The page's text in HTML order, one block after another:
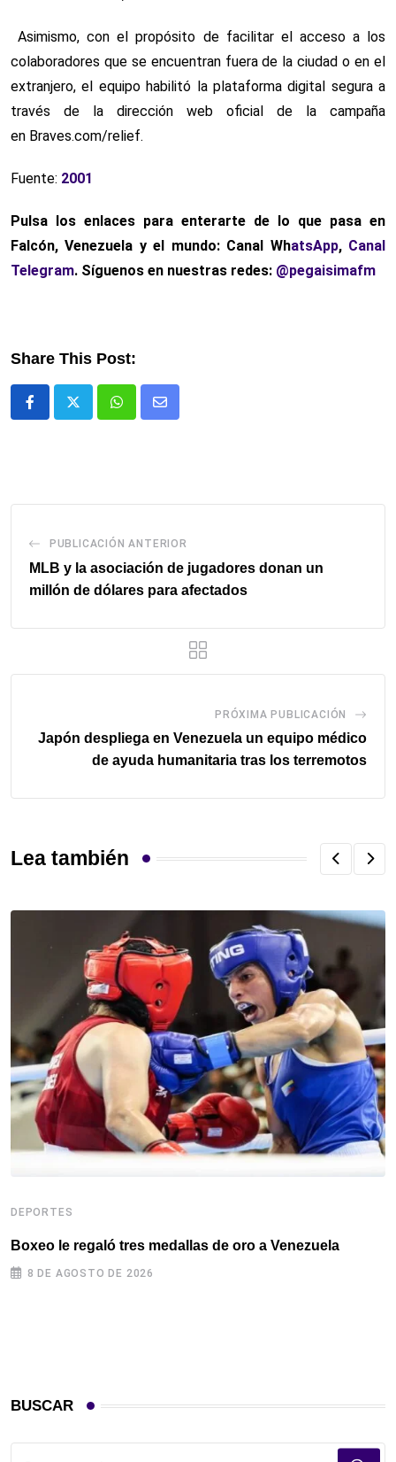
Asimismo, con el propósito de facilitar el acceso a los
colaboradores que se encuentran fuera de la ciudad o en el
extranjero, el equipo habilitó la plataforma digital segura a
través de la dirección web oficial de la campaña
en Braves.com/relief.
Fuente: 2001
Pulsa los enlaces para enterarte de lo que pasa en
Falcón, Venezuela y el mundo: Canal WhatsApp, Canal
Telegram. Síguenos en nuestras redes: @pegaisimafm
Share This Post:
WhatsappComparte
PUBLICACIÓN ANTERIOR
MLB y la asociación de jugadores donan un
millón de dólares para afectados
PRÓXIMA PUBLICACIÓN
Japón despliega en Venezuela un equipo médico
de ayuda humanitaria tras los terremotos
Lea también
DEPORTES
Boxeo le regaló tres medallas de oro a Venezuela
8 DE AGOSTO DE 2026
BUSCAR